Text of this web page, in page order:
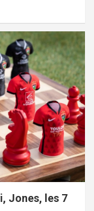
Jones, les 7